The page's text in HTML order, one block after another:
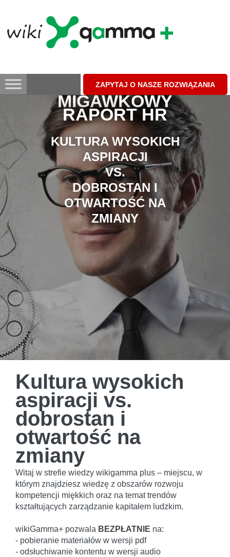
content
ZAPYTAJ O NASZE ROZWIĄZANIA
MIGAWKOWY
RAPORT HR
KULTURA WYSOKICH
ASPIRACJI
VS.
DOBROSTAN I
OTWARTOŚĆ NA
ZMIANY
Kultura wysokich
aspiracji vs.
dobrostan i
otwartość na
zmiany
Witaj w strefie wiedzy wikigamma plus – miejscu, w
którym znajdziesz wiedzę z obszarów rozwoju
kompetencji miękkich oraz na temat trendów
kształtujących zarządzanie kapitałem ludzkim.
wikiGamma+ pozwala BEZPŁATNIE na:
- pobieranie materiałów w wersji pdf
- odsłuchiwanie kontentu w wersji audio